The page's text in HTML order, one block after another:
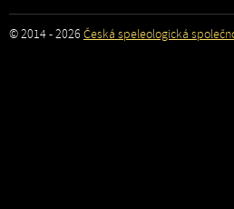
© 2014 - 2026 Česká speleologická